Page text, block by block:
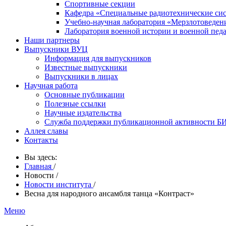
Спортивные секции
Кафедра «Специальные радиотехнические
Учебно-научная лаборатория
Лаборатория военной истории и военной
Наши партнеры
Выпускники ВУЦ
Информация для выпускников
Известные выпускники
Выпускники в лицах
Научная работа
Основные публикации
Полезные ссылки
Научные издательства
Служба поддержки публикационной активности
Аллея славы
Контакты
Вы здесь:
Главная /
Новости /
Новости института /
Весна для народного ансамбля танца «Контраст»
Меню